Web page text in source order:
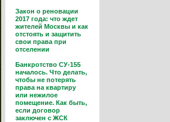
Закон о реновации
2017 года: что ждет
жителей Москвы и как
отстоять и защитить
свои права при
отселении
Банкротство СУ-155
началось. Что делать,
чтобы не потерять
права на квартиру
или нежилое
помещение. Как быть,
если договор
заключен с ЖСК